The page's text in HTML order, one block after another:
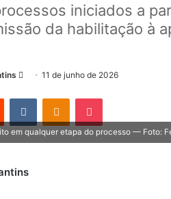
iniciados a
da habilitação à
n
d
m
11 de junho de 2026
em qualquer etapa do processo — Foto: